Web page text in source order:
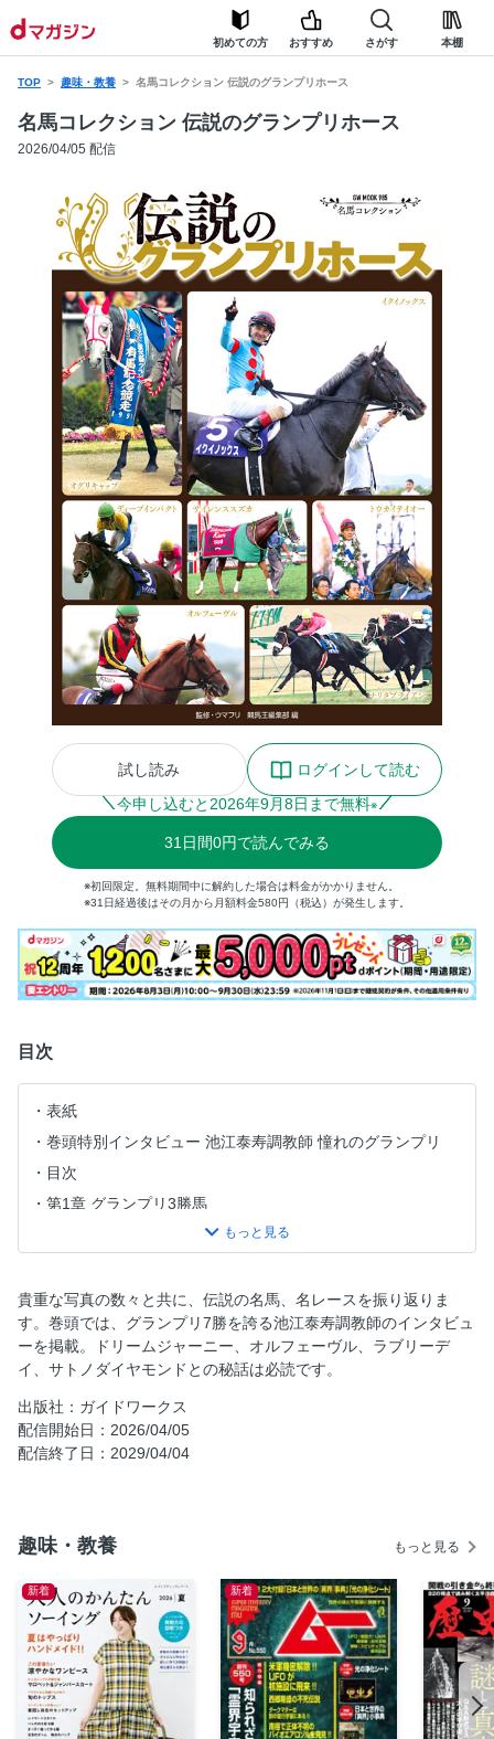
初めての方 おすすめ さがす 本棚
TOP 趣味・教養 名馬コレクション 伝説のグランプリホース
名馬コレクション 伝説のグランプリホース
2026/04/05 配信
試し読み
ログインして読む
今申し込むと 2026年9月8日まで無料※
31 日間0円で読んでみる
※初回限定。無料期間中に解約した場合は料金がかかりません。
※31日経過後はその月から月額料金580円（税込）が発生します。
目次
表紙
巻頭特別インタビュー 池江泰寿調教師 憧れのグランプリ
目次
第1章 グランプリ3勝馬
オルフェーヴル
ゴールドシップ
クロノジェネシス
第2章 グランプリ2勝馬
リュウフオーレル
シンボリルドルフ
オグリキャップ
メジロパーマー
マヤノトップガン
テイエムオペラオー
シンボリクリスエス
貴重な写真の数々と共に、伝説の名馬、名レースを振り返りま
す。巻頭では、グランプリ7勝を誇る池江泰寿調教師のインタビュ
ーを掲載。ドリームジャーニー、オルフェーヴル、ラブリーデ
イ、サトノダイヤモンドとの秘話は必読です。
出版社：ガイドワークス
配信開始日：2026/04/05
配信終了日：2029/04/04
趣味・教養 もっと見る
新着 新着